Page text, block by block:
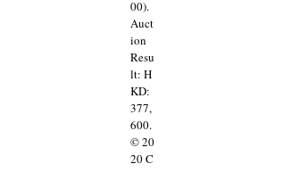
00).
Auct
ion
Resu
lt: H
KD:
377,
600.
© 20
20 C